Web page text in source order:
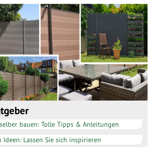
bauen: Tolle Tipps & Anleitungen
Ideen: Lassen Sie sich inspirieren